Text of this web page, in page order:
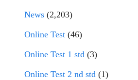
News (2,203)
Online Test (46)
Online Test 1 std (3)
Online Test 2 nd std (1)